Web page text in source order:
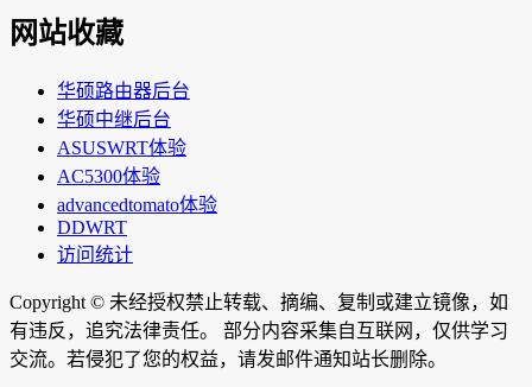
网站收藏
华硕路由器后台
华硕中继后台
ASUSWRT体验
AC5300体验
advancedtomato体验
DDWRT
访问统计
Copyright © 未经授权禁止转载、摘编、复制或建立镜像，如
有违反，追究法律责任。 部分内容采集自互联网，仅供学习
交流。若侵犯了您的权益，请发邮件通知站长删除。